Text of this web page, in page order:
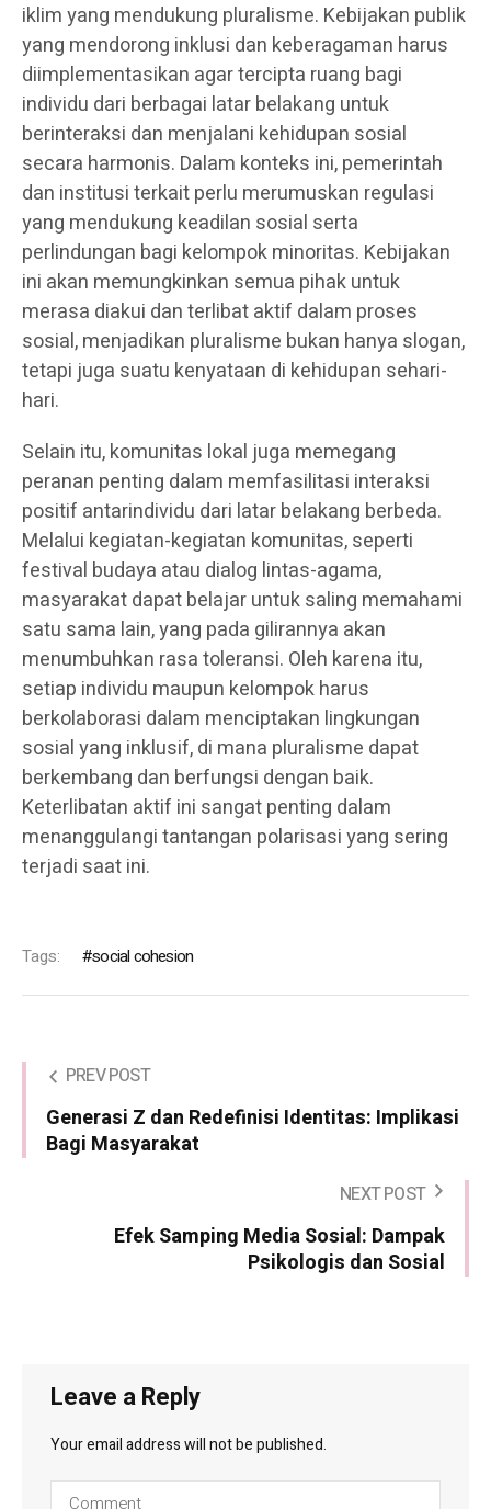
iklim yang mendukung pluralisme. Kebijakan publik
yang mendorong inklusi dan keberagaman harus
diimplementasikan agar tercipta ruang bagi
individu dari berbagai latar belakang untuk
berinteraksi dan menjalani kehidupan sosial
secara harmonis. Dalam konteks ini, pemerintah
dan institusi terkait perlu merumuskan regulasi
yang mendukung keadilan sosial serta
perlindungan bagi kelompok minoritas. Kebijakan
ini akan memungkinkan semua pihak untuk
merasa diakui dan terlibat aktif dalam proses
sosial, menjadikan pluralisme bukan hanya slogan,
tetapi juga suatu kenyataan di kehidupan sehari-
hari.
Selain itu, komunitas lokal juga memegang
peranan penting dalam memfasilitasi interaksi
positif antarindividu dari latar belakang berbeda.
Melalui kegiatan-kegiatan komunitas, seperti
festival budaya atau dialog lintas-agama,
masyarakat dapat belajar untuk saling memahami
satu sama lain, yang pada gilirannya akan
menumbuhkan rasa toleransi. Oleh karena itu,
setiap individu maupun kelompok harus
berkolaborasi dalam menciptakan lingkungan
sosial yang inklusif, di mana pluralisme dapat
berkembang dan berfungsi dengan baik.
Keterlibatan aktif ini sangat penting dalam
menanggulangi tantangan polarisasi yang sering
terjadi saat ini.
Tags: social cohesion
PREV POST
Generasi Z dan Redefinisi Identitas: Implikasi
Bagi Masyarakat
NEXT POST
Efek Samping Media Sosial: Dampak
Psikologis dan Sosial
Leave a Reply
Your email address will not be published.